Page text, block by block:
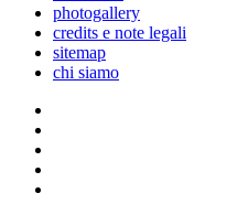
photogallery
credits e note legali
sitemap
chi siamo